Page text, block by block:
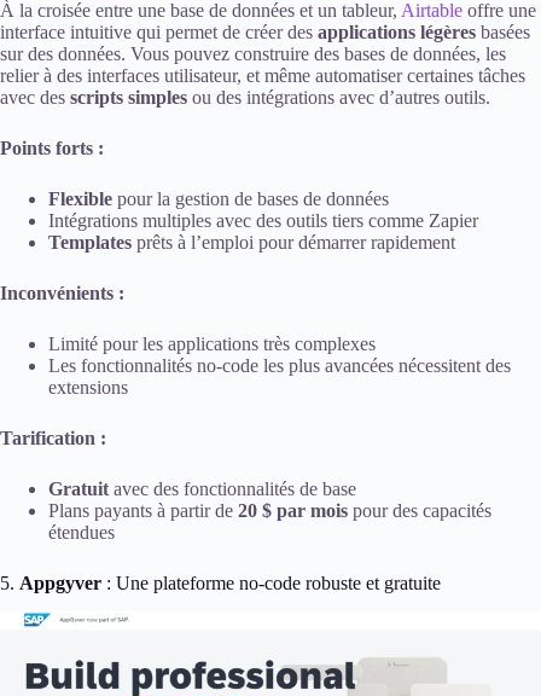
À la croisée entre une base de données et un tableur, Airtable offre une
interface intuitive qui permet de créer des applications légères basées
sur des données. Vous pouvez construire des bases de données, les
relier à des interfaces utilisateur, et même automatiser certaines tâches
avec des scripts simples ou des intégrations avec d’autres outils.
Points forts :
Flexible pour la gestion de bases de données
Intégrations multiples avec des outils tiers comme Zapier
Templates prêts à l’emploi pour démarrer rapidement
Inconvénients :
Limité pour les applications très complexes
Les fonctionnalités no-code les plus avancées nécessitent des
extensions
Tarification :
Gratuit avec des fonctionnalités de base
Plans payants à partir de 20 $ par mois pour des capacités
étendues
5. Appgyver : Une plateforme no-code robuste et gratuite